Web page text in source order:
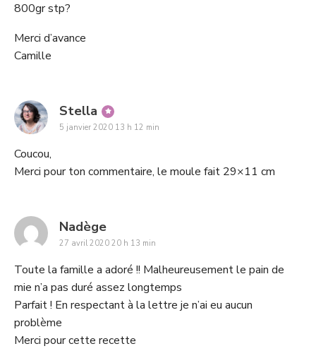
800gr stp?
Merci d’avance
Camille
Stella says:
5 janvier 2020 13 h 12 min
Coucou,
Merci pour ton commentaire, le moule fait 29×11 cm
Nadègesays:
27 avril 2020 20 h 13 min
Toute la famille a adoré !! Malheureusement le pain de
mie n’a pas duré assez longtemps
Parfait ! En respectant à la lettre je n’ai eu aucun
problème
Merci pour cette recette